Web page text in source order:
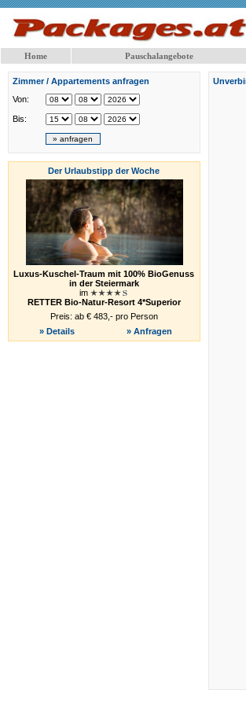
Home Pauschalangebote
Zimmer / Appartements anfragen
Von:
Bis:
Der Urlaubstipp der Woche
Luxus-Kuschel-Traum mit 100% BioGenuss
in der Steiermark
im
RETTER Bio-Natur-Resort 4*Superior
Preis: ab € 483,- pro Person
» Details
» Anfragen